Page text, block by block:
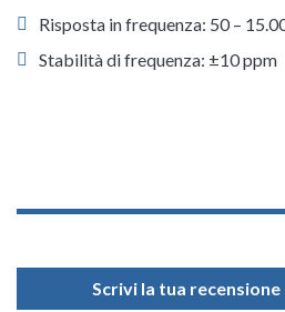
Risposta in frequenza: 50 –
Stabilità di frequenza: ±10 ppm
Scrivi la tua recensione